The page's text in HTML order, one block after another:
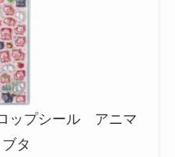
ップシール アニマ
タ